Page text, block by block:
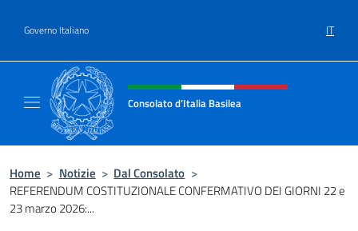
Governo Italiano IT
Intestazione sito, social e menù
Consolato d’Italia Basilea
Home > Notizie > Dal Consolato >
REFERENDUM COSTITUZIONALE CONFERMATIVO DEI GIORNI 22 e
23 marzo 2026:...